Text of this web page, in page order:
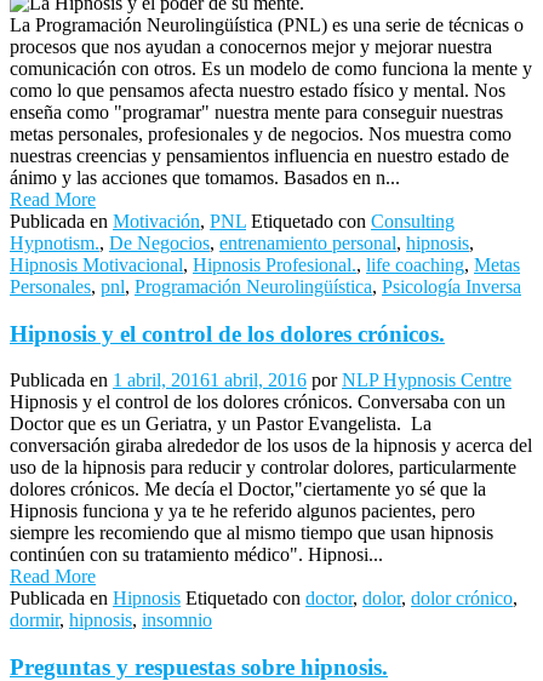
La Programación Neurolingüística (PNL) es una serie de técnicas o
procesos que nos ayudan a conocernos mejor y mejorar nuestra
comunicación con otros. Es un modelo de como funciona la mente y
como lo que pensamos afecta nuestro estado físico y mental. Nos
enseña como "programar" nuestra mente para conseguir nuestras
metas personales, profesionales y de negocios. Nos muestra como
nuestras creencias y pensamientos influencia en nuestro estado de
ánimo y las acciones que tomamos. Basados en n...
Read More
Publicada en Motivación, PNL Etiquetado con Consulting
Hypnotism., De Negocios, entrenamiento personal, hipnosis,
Hipnosis Motivacional, Hipnosis Profesional., life coaching, Metas
Personales, pnl, Programación Neurolingüística, Psicología Inversa
Hipnosis y el control de los dolores crónicos.
Publicada en 1 abril, 20161 abril, 2016 porNLP Hypnosis Centre
Hipnosis y el control de los dolores crónicos. Conversaba con un
Doctor que es un Geriatra, y un Pastor Evangelista. La
conversación giraba alrededor de los usos de la hipnosis y acerca del
uso de la hipnosis para reducir y controlar dolores, particularmente
dolores crónicos. Me decía el Doctor,"ciertamente yo sé que la
Hipnosis funciona y ya te he referido algunos pacientes, pero
siempre les recomiendo que al mismo tiempo que usan hipnosis
continúen con su tratamiento médico". Hipnosi...
Read More
Publicada en Hipnosis Etiquetado con doctor, dolor, dolor crónico,
dormir, hipnosis, insomnio
Preguntas y respuestas sobre hipnosis.